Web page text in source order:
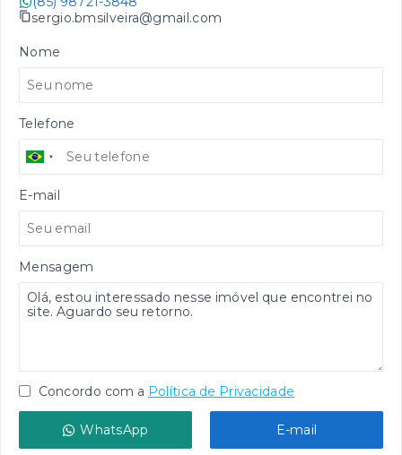
sergio.bmsilveira@gmail.com
Nome
Telefone
E-mail
Mensagem
Concordo com a Política de Privacidade
WhatsApp E-mail